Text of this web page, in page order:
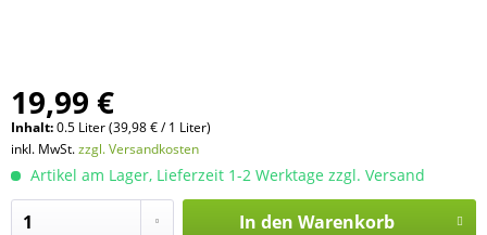
19,99 €
Inhalt:0.5 Liter (39,98 € / 1 Liter)
inkl. MwSt.zzgl. Versandkosten
Artikel am Lager, Lieferzeit 1-2 Werktage zzgl. Versand
In den Warenkorb